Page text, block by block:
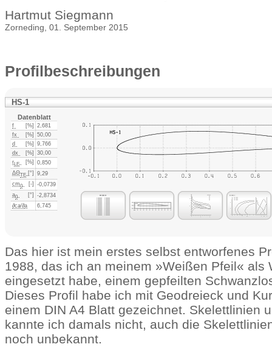
Hartmut Siegmann
Zorneding, 01. September 2015
Profilbeschreibungen
HS-1
Datenblatt
f [%]
2,681
fx
[%]
50,00
d
[%]
9,766
dx
[%]
30,00
rLE [%]
0,850
ΔΘTE [°]
9,29
cm0 [-]
-0,0739
a0 [°]
-2,8734
∂ca⁄∂a 6,745
Das hier ist mein erstes selbst entworfenes
1988, das ich an meinem »Weißen Pfeil« als
eingesetzt habe, einem gepfeilten
Dieses Profil habe ich mit Geodreieck und
einem DIN A4 Blatt gezeichnet. Skelettlinien
kannte ich damals nicht, auch die
noch unbekannt.